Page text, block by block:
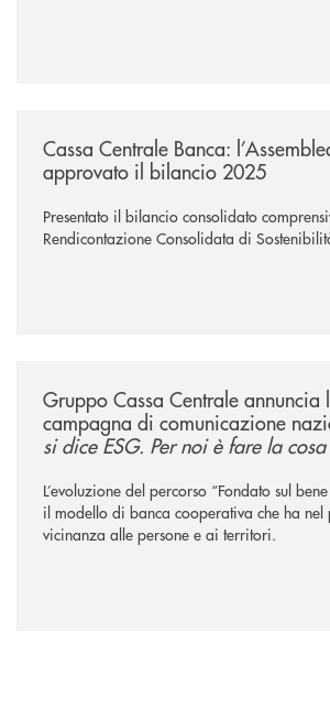
Cassa Centrale Banca:
approvato il bilancio 2025
Presentato il bilancio consolidato
Rendicontazione Consolidata di
Gruppo Cassa Centrale annuncia
campagna di comunicazione
si dice ESG. Per noi è fare la
L’evoluzione del percorso “Fondato sul
il modello di banca cooperativa che ha
vicinanza alle persone e ai territori.